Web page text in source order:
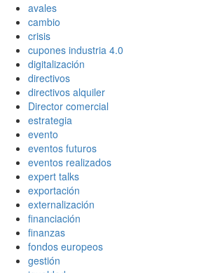
avales
cambio
crisis
cupones industria 4.0
digitalización
directivos
directivos alquiler
Director comercial
estrategia
evento
eventos futuros
eventos realizados
expert talks
exportación
externalización
financiación
finanzas
fondos europeos
gestión